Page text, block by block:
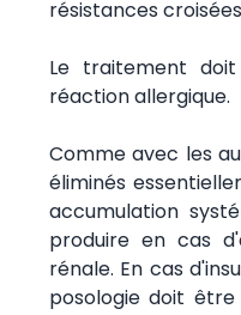
résistances
Le traitement
réaction allergique.
Comme avec les
éliminés
accumulation
produire en cas
rénale. En cas
posologie doit